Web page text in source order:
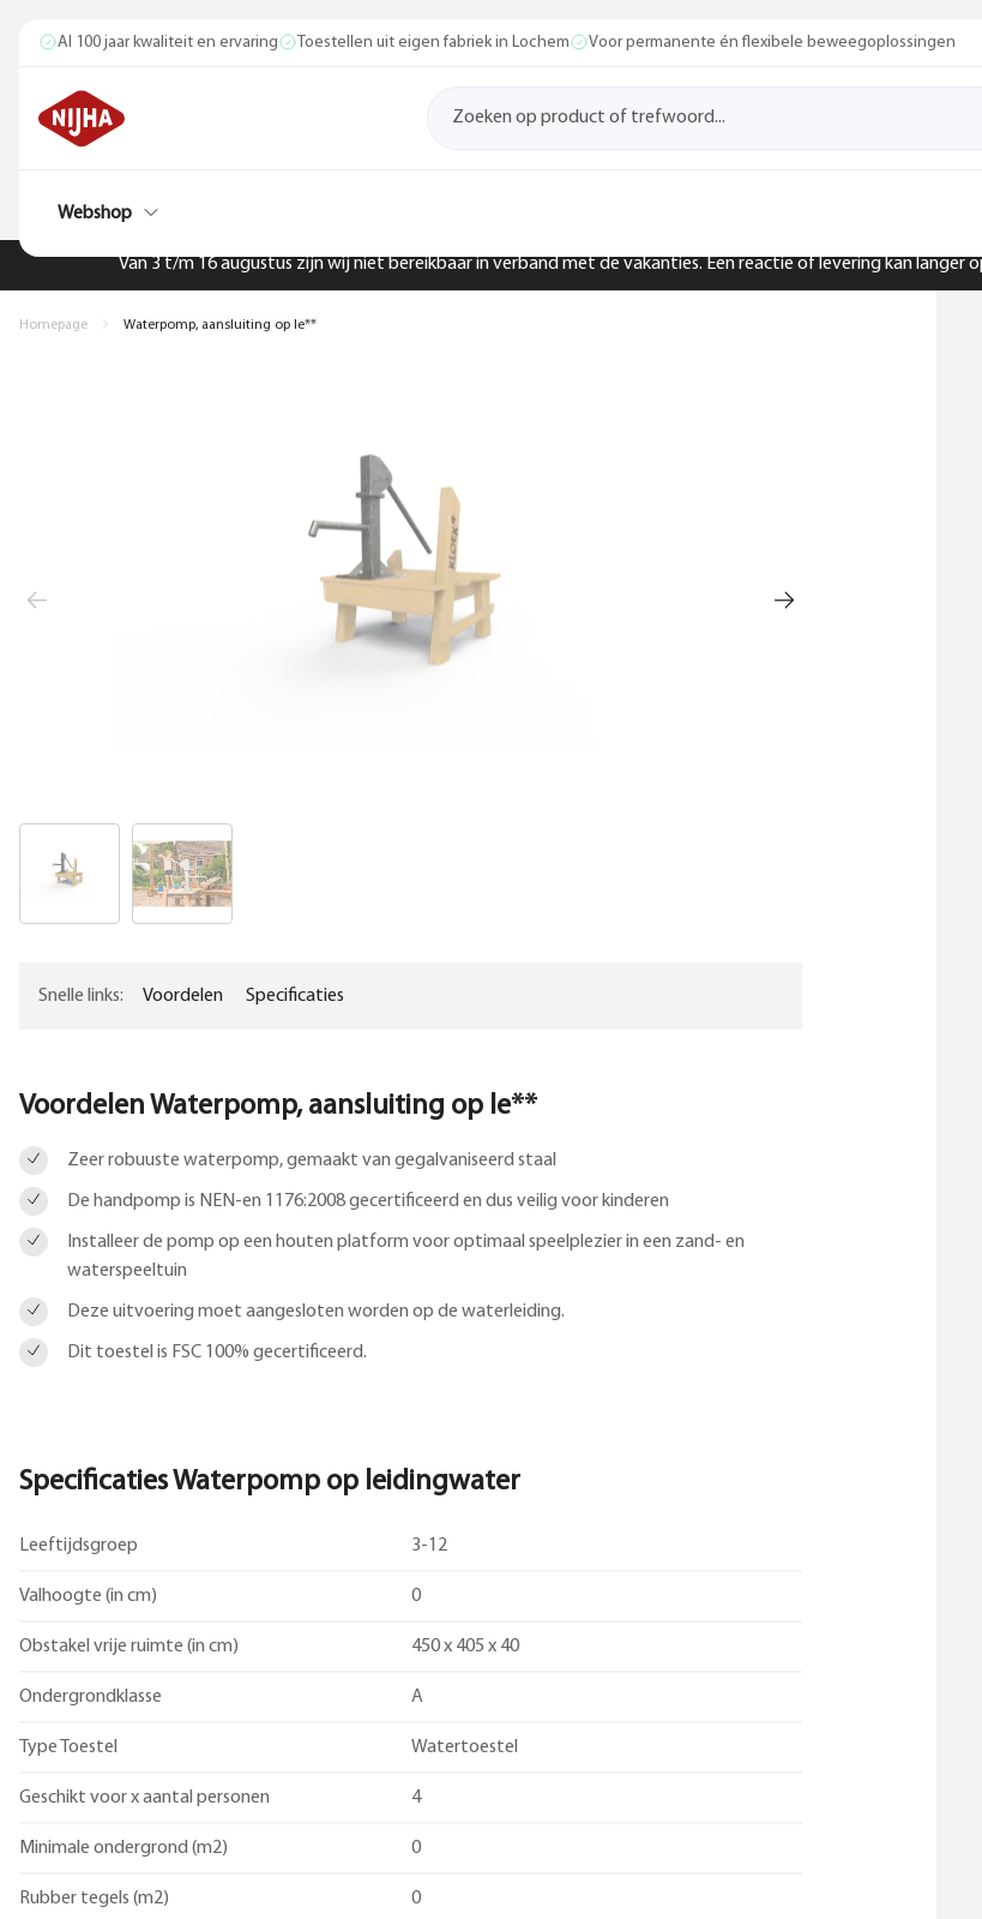
Van 3 t/m 16 augustus zijn wij niet bereikbaar in verband met de vakanties. Een reactie of levering kan
Al 100 jaar kwaliteit en ervaring Toestellen uit eigen fabriek in Lochem Voor permanente én flexibele beweegoplossingen
Webshop
Homepage Waterpomp, aansluiting op le**
Snelle links: Voordelen Specificaties
Voordelen Waterpomp, aansluiting op le**
Zeer robuuste waterpomp, gemaakt van gegalvaniseerd staal
De handpomp is NEN-en 1176:2008 gecertificeerd en dus veilig voor kinderen
Installeer de pomp op een houten platform voor optimaal speelplezier in een zand- en
waterspeeltuin
Deze uitvoering moet aangesloten worden op de waterleiding.
Dit toestel is FSC 100% gecertificeerd.
Specificaties Waterpomp op leidingwater
Leeftijdsgroep 3-12
Valhoogte (in cm) 0
Obstakel vrije ruimte (in cm) 450 x 405 x 40
Ondergrondklasse A
Type Toestel Watertoestel
Geschikt voor x aantal personen 4
Minimale ondergrond (m2) 0
Rubber tegels (m2) 0